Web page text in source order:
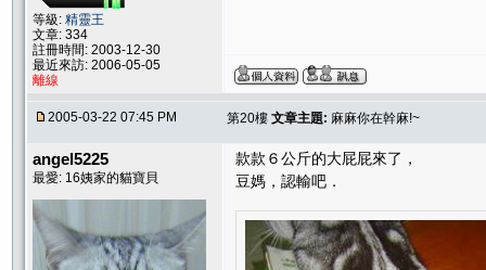
等級: 精靈王
文章: 334
註冊時間: 2003-12-30
最近來訪: 2006-05-05
離線
2005-03-22 07:45 PM 第20樓 文章主題: 麻麻你在幹麻!~
angel5225
最愛: 16姨家的貓寶貝
款款６公斤的大屁屁來了，
豆媽，認輸吧．